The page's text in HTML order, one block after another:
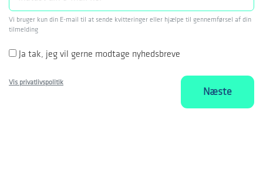
Vi bruger kun din E-mail til at sende kvitteringer eller hjælpe til gennemførsel af din
tilmelding
Ja tak, jeg vil gerne modtage nyhedsbreve
Vis privatlivspolitik